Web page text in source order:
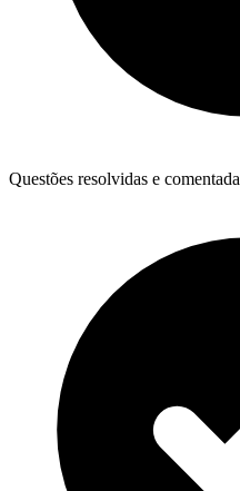
Questões resolvidas e